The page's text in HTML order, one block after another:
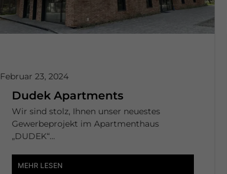
Dudek Apartments
Wir sind stolz, Ihnen unser neuestes
Gewerbeprojekt im Apartmenthaus
„DUDEK“...
MEHR LESEN
Februar 23, 2024